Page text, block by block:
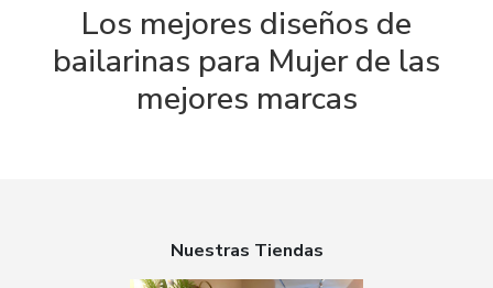
Los mejores diseños de
bailarinas para Mujer de las
mejores marcas
Nuestras Tiendas